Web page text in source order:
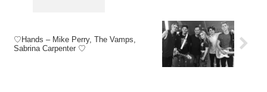
♡Hands – Mike Perry, The Vamps,
Sabrina Carpenter ♡